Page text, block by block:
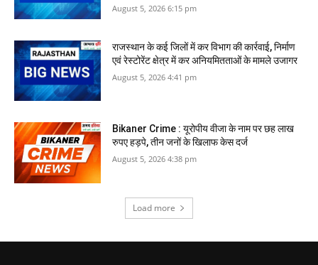
August 5, 2026 6:15 pm
राजस्‍थान के कई जिलों में कर विभाग की कार्रवाई, निर्माण
एवं रेस्टोरेंट क्षेत्र में कर अनियमितताओं के मामले उजागर
August 5, 2026 4:41 pm
Bikaner Crime : यूरोपीय वीजा के नाम पर छह लाख
रुपए हड़पे, तीन जनों के खिलाफ केस दर्ज
August 5, 2026 4:38 pm
Load more